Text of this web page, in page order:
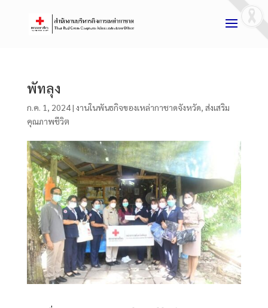
พัทลุง
ก.ค. 1, 2024| งานในพันธกิจของเหล่ากาชาดจังหวัด, ส่งเสริม
คุณภาพชีวิต